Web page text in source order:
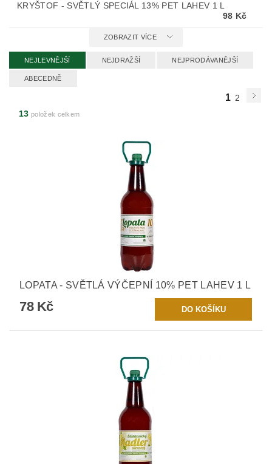
KRYŠTOF - SVĚTLÝ SPECIÁL 13% PET LAHEV 1 L
98 Kč
ZOBRAZIT VÍCE
NEJLEVNĚJŠÍ NEJDRAŽŠÍ NEJPRODÁVANĚJŠÍ
ABECEDNĚ
1 2
13 položek celkem
LOPATA - SVĚTLÁ VÝČEPNÍ 10% PET LAHEV 1 L
78 Kč